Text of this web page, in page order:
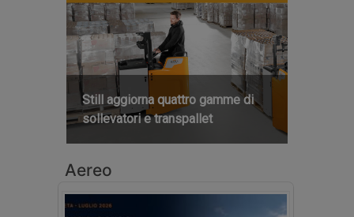
Still aggiorna quattro gamme di
sollevatori e transpallet
Aereo